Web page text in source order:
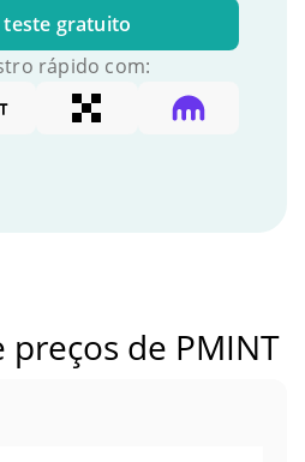
gratuito
rápido com:
preços de PMINT